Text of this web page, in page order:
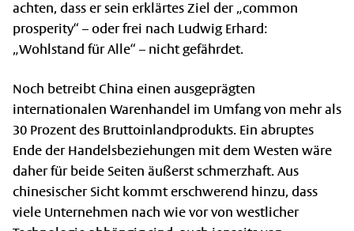
achten, dass er sein erklärtes Ziel der „common
prosperity“ – oder frei nach Ludwig Erhard:
„Wohlstand für Alle“ – nicht gefährdet.
Noch betreibt China einen ausgeprägten
internationalen Warenhandel im Umfang von mehr als
30 Prozent des Bruttoinlandprodukts. Ein abruptes
Ende der Handelsbeziehungen mit dem Westen wäre
daher für beide Seiten äußerst schmerzhaft. Aus
chinesischer Sicht kommt erschwerend hinzu, dass
viele Unternehmen nach wie vor von westlicher